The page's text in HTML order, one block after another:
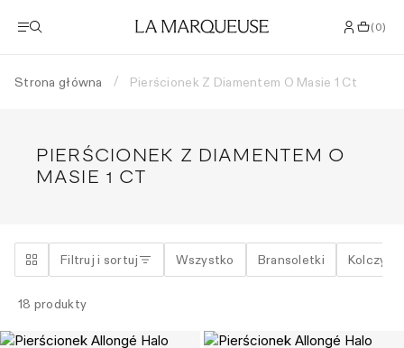
(0)
Strona główna / Pierścionek Z Diamentem O Masie 1 Ct
PIERŚCIONEK Z DIAMENTEM O
MASIE 1 CT
Filtruj i sortuj Wszystko Bransoletki Kolczyki
18 produkty